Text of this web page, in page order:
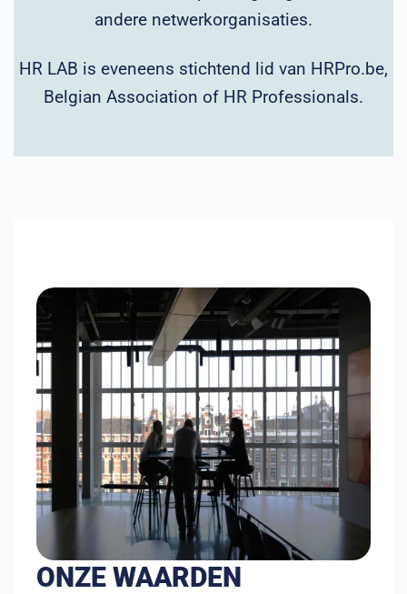
andere netwerkorganisaties.
HR LAB is eveneens stichtend lid van HRPro.be,
Belgian Association of HR Professionals.
ONZE WAARDEN